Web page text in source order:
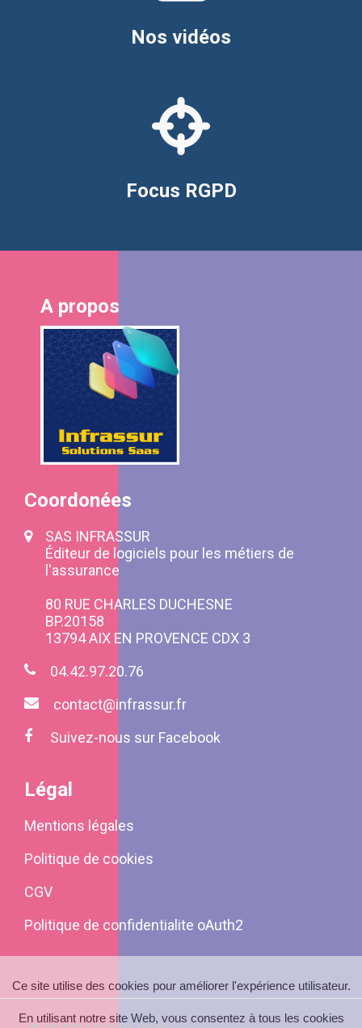
Nos vidéos
Focus RGPD
A propos
Coordonées
SAS INFRASSUR
Éditeur de logiciels pour les métiers de
l'assurance
80 RUE CHARLES DUCHESNE
BP.20158
13794 AIX EN PROVENCE CDX 3
04.42.97.20.76
contact@infrassur.fr
Suivez-nous sur Facebook
Légal
Mentions légales
Politique de cookies
CGV
Politique de confidentialite oAuth2
Ce site utilise des cookies pour améliorer l'expérience utilisateur.
En utilisant notre site Web, vous consentez à tous les cookies